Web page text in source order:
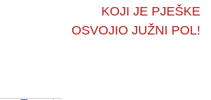
KOJI JE PJEŠKE
OSVOJIO JUŽNI POL!